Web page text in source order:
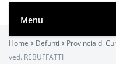
Menu
Home Defunti Provincia di
ved. REBUFFATTI
PASSATE:
Busca, Chiesa
01/05/2023 15:00